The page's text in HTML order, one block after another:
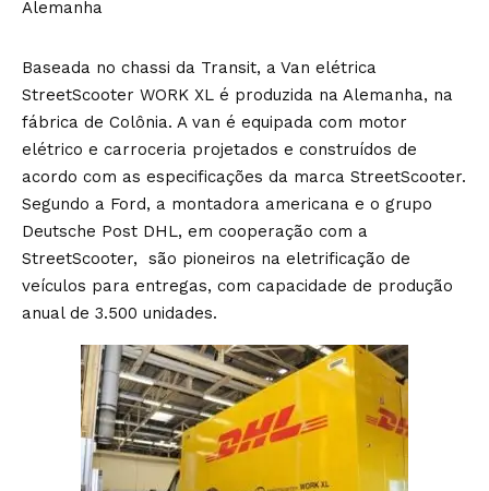
Baseada no chassi da Transit, a Van elétrica
StreetScooter WORK XL é produzida na Alemanha, na
fábrica de Colônia. A van é equipada com motor
elétrico e carroceria projetados e construídos de
acordo com as especificações da marca StreetScooter.
Segundo a Ford, a montadora americana e o grupo
Deutsche Post DHL, em cooperação com a
StreetScooter, são pioneiros na eletrificação de
veículos para entregas, com capacidade de produção
anual de 3.500 unidades.